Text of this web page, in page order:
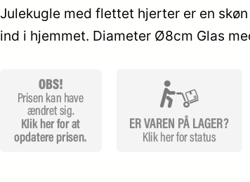
ud af 5
baseret
mmelser
Julekugle med flettet hjerter er en
ind i hjemmet. Diameter Ø8cm Glas